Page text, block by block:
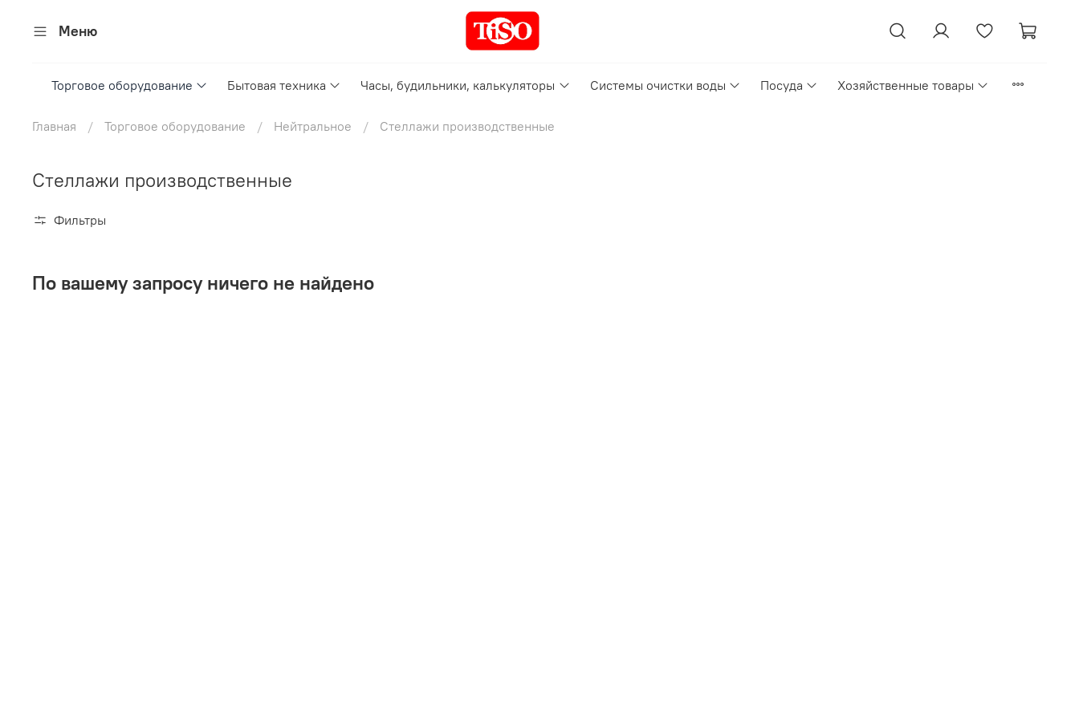
Меню
Торговое оборудование Бытовая техника Часы, будильники, калькуляторы Системы очистки воды Посуда Хозяйственные товары
Главная Торговое оборудование Нейтральное Стеллажи производственные
Стеллажи производственные
Фильтры
По вашему запросу ничего не найдено